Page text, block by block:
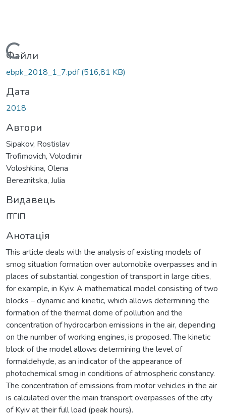
Вантажиться...
Файли
ebpk_2018_1_7.pdf(516,81 KB)
Дата
2018
Автори
Sipakov, Rostislav
Trofimovich, Volodimir
Voloshkina, Olena
Bereznitska, Julia
Видавець
ІТГІП
Анотація
This article deals with the analysis of existing models of
smog situation formation over automobile overpasses and in
places of substantial congestion of transport in large cities,
for example, in Kyiv. A mathematical model consisting of two
blocks – dynamic and kinetic, which allows determining the
formation of the thermal dome of pollution and the
concentration of hydrocarbon emissions in the air, depending
on the number of working engines, is proposed. The kinetic
block of the model allows determining the level of
formaldehyde, as an indicator of the appearance of
photochemical smog in conditions of atmospheric constancy.
The concentration of emissions from motor vehicles in the air
is calculated over the main transport overpasses of the city
of Kyiv at their full load (peak hours).